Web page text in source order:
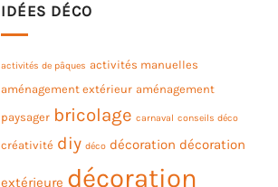
IDÉES DÉCO
activités de pâques activités manuelles
aménagement extérieur aménagement
paysager bricolage carnaval conseils déco
créativité diy déco décoration décoration
extérieure décoration